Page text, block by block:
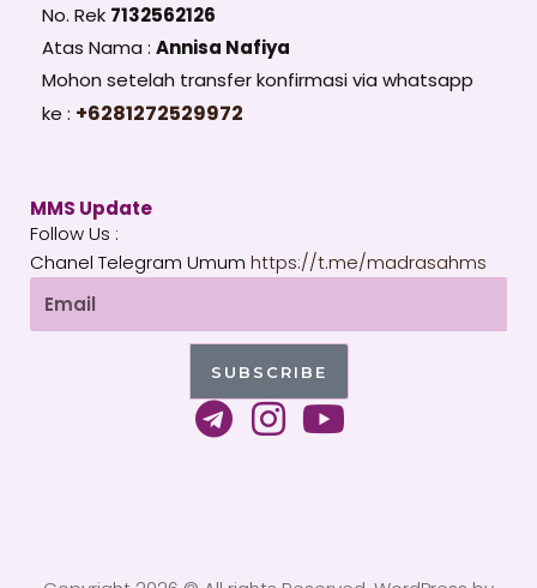
No. Rek 7132562126
Atas Nama : Annisa Nafiya
Mohon setelah transfer konfirmasi via whatsapp
ke : +6281272529972
MMS Update
Follow Us :
Chanel Telegram Umum https://t.me/madrasahms
Email
SUBSCRIBE
T
e
g
I
a
Y
u